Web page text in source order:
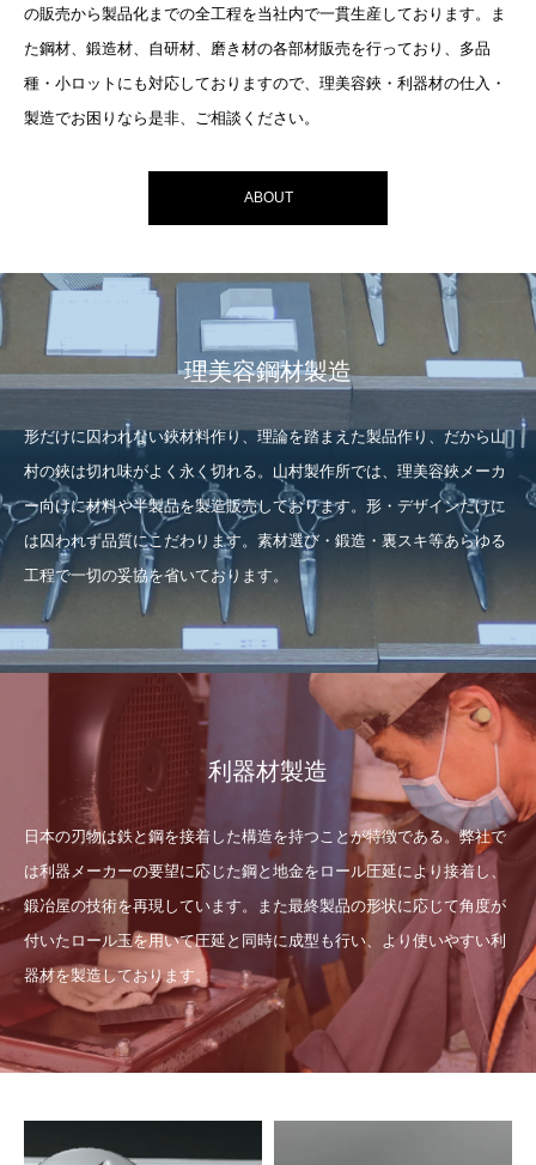
の販売から製品化までの全工程を当社内で一貫生産しております。ま
た鋼材、鍛造材、自研材、磨き材の各部材販売を行っており、多品
種・小ロットにも対応しておりますので、理美容鋏・利器材の仕入・
製造でお困りなら是非、ご相談ください。
ABOUT
理美容鋼材製造
形だけに囚われない鋏材料作り、理論を踏まえた製品作り、だから山
村の鋏は切れ味がよく永く切れる。山村製作所では、理美容鋏メーカ
ー向けに材料や半製品を製造販売しております。形・デザインだけに
は囚われず品質にこだわります。素材選び・鍛造・裏スキ等あらゆる
工程で一切の妥協を省いております。
利器材製造
日本の刃物は鉄と鋼を接着した構造を持つことが特徴である。弊社で
は利器メーカーの要望に応じた鋼と地金をロール圧延により接着し、
鍛冶屋の技術を再現しています。また最終製品の形状に応じて角度が
付いたロール玉を用いて圧延と同時に成型も行い、より使いやすい利
器材を製造しております。